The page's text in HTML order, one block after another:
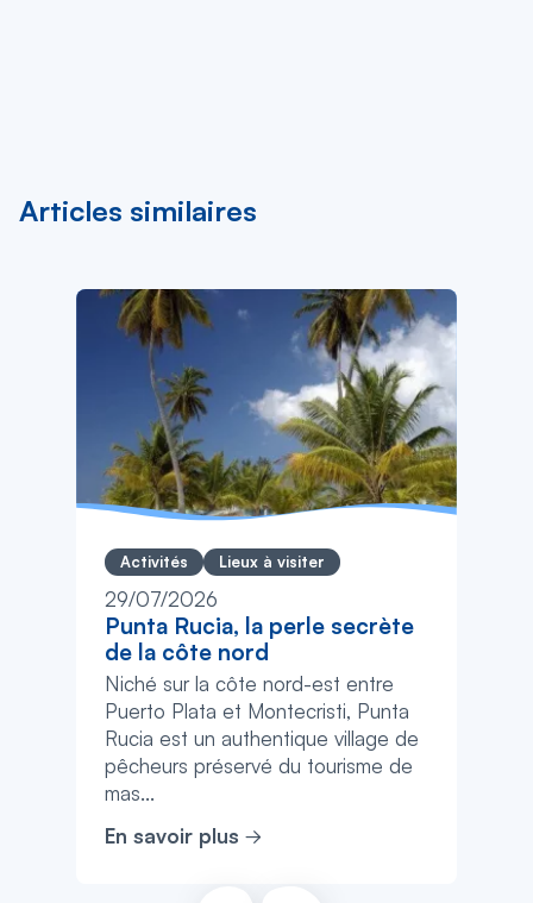
Articles similaires
Activités Lieux à visiter
29/07/2026
Punta Rucia, la perle secrète
de la côte nord
Niché sur la côte nord-est entre
Puerto Plata et Montecristi, Punta
Rucia est un authentique village de
pêcheurs préservé du tourisme de
mas...
En savoir plus